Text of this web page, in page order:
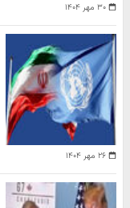
۳۰ مهر ۱۴۰۴
۲۶ مهر ۱۴۰۴